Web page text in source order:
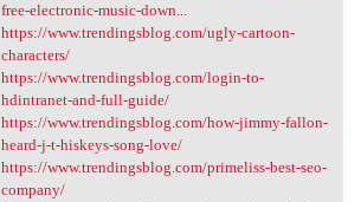
free-electronic-music-down...
https://www.trendingsblog.com/ugly-cartoon-
characters/
https://www.trendingsblog.com/login-to-
hdintranet-and-full-guide/
https://www.trendingsblog.com/how-jimmy-fallon-
heard-j-t-hiskeys-song-love/
https://www.trendingsblog.com/primeliss-best-seo-
company/